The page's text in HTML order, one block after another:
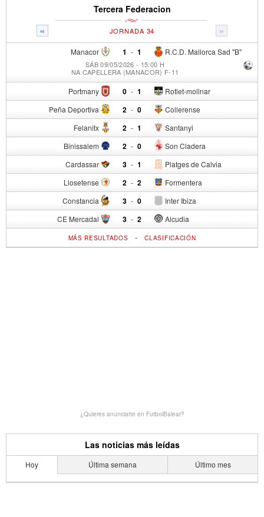
Tercera Federacion
« »
JORNADA 34
Manacor 1 - R.C.D. Mallorca Sad "B"
1
SÁB 09/05/2026 - 15:00 H
NA CAPELLERA (MANACOR) F-11
Portmany 0 - Rotlet-molinar
1
Peña Deportiva 2 - Collerense
0
Felanitx 2 - Santanyi
1
Binissalem 2 - Son Cladera
0
Cardassar 3 - Platges de Calvia
1
Llosetense 2 - Formentera
2
Constancia 3 - Inter Ibiza
0
CE Mercadal 3 - Alcudia
2
MÁS RESULTADOS -CLASIFICACIÓN
¿Quieres anunciarte en FutbolBalear?
Las noticias más leídas
Hoy Última semana Último mes